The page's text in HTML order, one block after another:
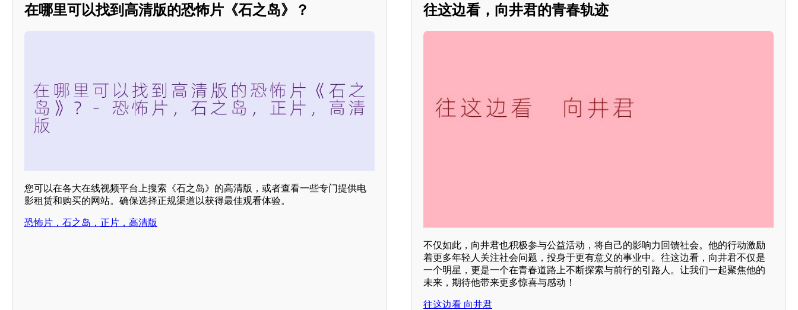
在哪里可以找到高清版的恐怖片《石之岛》？
您可以在各大在线视频平台上搜索《石之岛》的高清版，或者查看一些专门提供电
影租赁和购买的网站。确保选择正规渠道以获得最佳观看体验。
恐怖片，石之岛，正片，高清版
往这边看，向井君的青春轨迹
不仅如此，向井君也积极参与公益活动，将自己的影响力回馈社会。他的行动激励
着更多年轻人关注社会问题，投身于更有意义的事业中。往这边看，向井君不仅是
一个明星，更是一个在青春道路上不断探索与前行的引路人。让我们一起聚焦他的
未来，期待他带来更多惊喜与感动！
往这边看 向井君